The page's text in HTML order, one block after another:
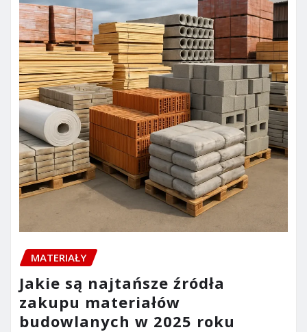
MATERIAŁY
Jakie są najtańsze źródła
zakupu materiałów
budowlanych w 2025 roku